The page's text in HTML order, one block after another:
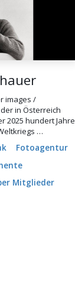
images /
in Österreich
2025 hundert Jahre
…
Fotoagentur
Mitglieder